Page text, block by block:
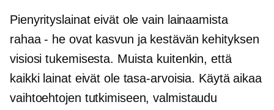
Pienyrityslainat eivät ole vain lainaamista
rahaa - he ovatkasvun ja kestävän kehityksen
visiosi tukemisesta. Muista kuitenkin, että
kaikki lainat eivät ole tasa-arvoisia. Käytä aikaa
vaihtoehtojen tutkimiseen, valmistaudu